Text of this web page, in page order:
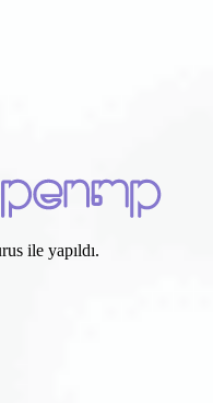
ile yapıldı.